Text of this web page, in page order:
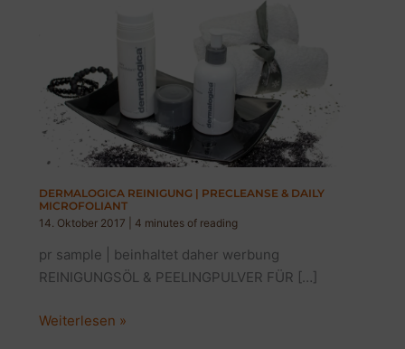
DERMALOGICA REINIGUNG | PRECLEANSE & DAILY
MICROFOLIANT
14. Oktober 2017
4 minutes of reading
pr sample | beinhaltet daher werbung
REINIGUNGSÖL & PEELINGPULVER FÜR […]
DERMALOGICA
Weiterlesen »